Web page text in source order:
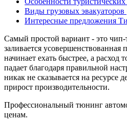
Виды грузовых эвакуаторов
Интересные предложения
Самый простой вариант - это
заливается усовершенствованная
начинает ехать быстрее, а расход
падает благодаря правильной
никак не сказывается на ресурсе
прирост производительности.
Профессиональный тюнинг
ценам.